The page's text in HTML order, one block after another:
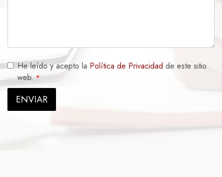
He leído y acepto la Política de Privacidad de este sitio
web.
ENVIAR